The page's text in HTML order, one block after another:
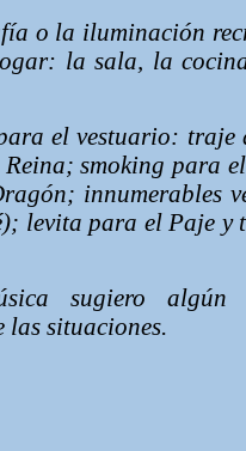
o la iluminación
la sala, la
el vestuario: traje
smoking para
innumerables
levita para el Paje y
sugiero algún
situaciones.